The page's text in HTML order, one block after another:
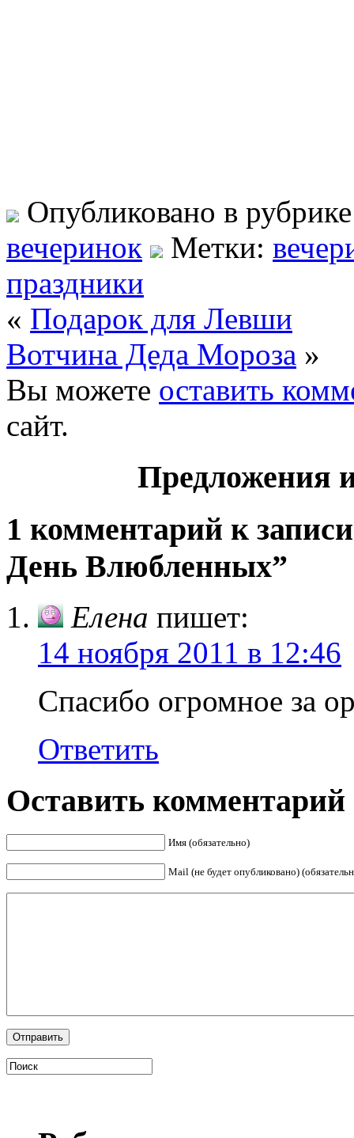
Опубликовано в
вечеринок
Метки:
праздники
« Подарок для Левши
Вотчина Деда Мороза »
Вы можете оставить
сайт.
Предложения
1 комментарий к
День Влюбленных”
Елена пишет:
14 ноября 2011 в 12:46
Спасибо огромное за
Ответить
Оставить комментарий
Имя (обязательно)
Mail (не будет опубликовано)